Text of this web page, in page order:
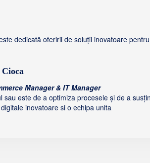
dedicată oferirii de soluții inovatoare
Manager & IT Manager
sau este de a optimiza procesele și de a
inovatoare si o echipa unita